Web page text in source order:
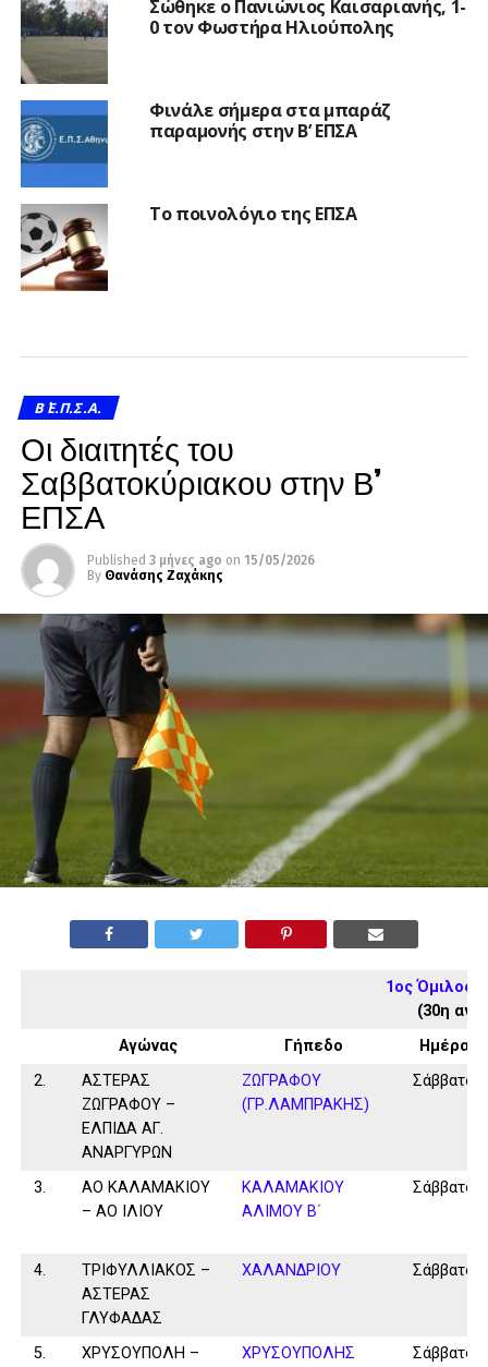
Σώθηκε ο Πανιώνιος Καισαριανής, 1-
0 τον Φωστήρα Ηλιούπολης
Φινάλε σήμερα στα μπαράζ
παραμονής στην Β’ ΕΠΣΑ
Το ποινολόγιο της ΕΠΣΑ
Β΄ Ε.Π.Σ.Α.
Οι διαιτητές του
Σαββατοκύριακου στην Β’
ΕΠΣΑ
Published 3 μήνες ago on 15/05/2026
By Θανάσης Ζαχάκης
1ος Όμιλος
(30η
Αγώνας
Γήπεδο
Ημέρα
2.
ΑΣΤΕΡΑΣ
ΖΩΓΡΑΦΟΥ –
ΕΛΠΙΔΑ ΑΓ.
ΑΝΑΡΓΥΡΩΝ
ΖΩΓΡΑΦΟΥ
(ΓΡ.ΛΑΜΠΡΑΚΗΣ)
Σάββατο
3.
ΑΟ ΚΑΛΑΜΑΚΙΟΥ
– ΑΟ ΙΛΙΟΥ
ΚΑΛΑΜAKIOY
ΑΛΙΜΟΥ Β΄
Σάββατο
4.
ΤΡΙΦΥΛΛΙΑΚΟΣ –
ΑΣΤΕΡΑΣ
ΓΛΥΦΑΔΑΣ
ΧΑΛΑΝΔΡΙΟΥ Σάββατο
5.
ΧΡΥΣΟΥΠΟΛΗ –
ΧΡΥΣΟΥΠΟΛΗΣ Σάββατο